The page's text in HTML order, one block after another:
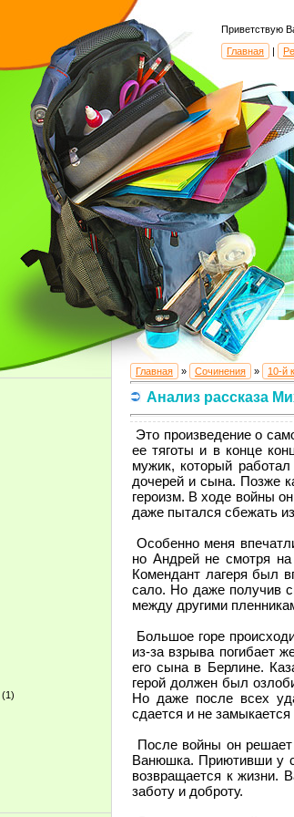
(1)
Приветствую
Главная
|
Главная » Сочинения » 10-й
Анализ рассказа
Это произведение о
ее тяготы и в конце
мужик, который
дочерей и сына. Позже
героизм. В ходе войны
даже пытался сбежать
Особенно меня
но Андрей не смотря
Комендант лагеря был
сало. Но даже получив
между другими
Большое горе
из-за взрыва погибает
его сына в Берлине.
герой должен был
Но даже после всех
сдается и не замыкается
После войны он решает
Ванюшка. Приютивши у
возвращается к жизни.
заботу и доброту.